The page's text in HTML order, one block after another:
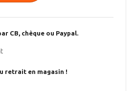
CB, chèque ou Paypal.
retrait en magasin !